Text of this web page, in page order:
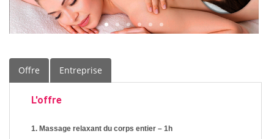
Offre Entreprise
L'offre
1. Massage relaxant du corps entier – 1h